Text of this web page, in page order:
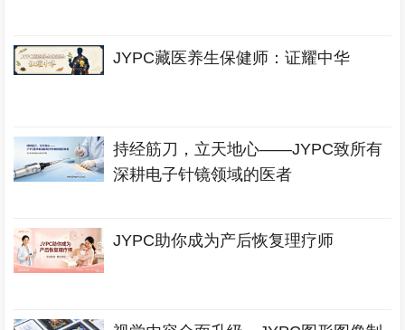
JYPC藏医养生保健师：证耀中华
持经筋刀，立天地心——JYPC致所有
深耕电子针镜领域的医者
JYPC助你成为产后恢复理疗师